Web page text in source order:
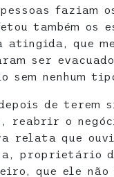
faziam
também os
atingida, que
ser
sem nenhum
depois de terem
reabrir o
relata que
proprietário
que ele